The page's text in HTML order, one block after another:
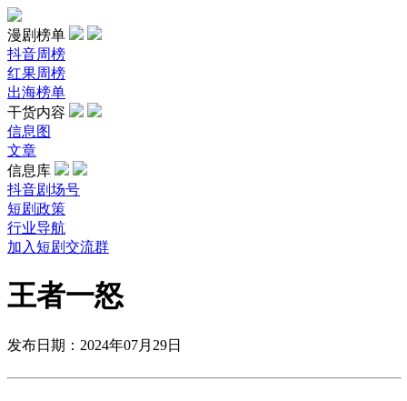
漫剧榜单
抖音周榜
红果周榜
出海榜单
干货内容
信息图
文章
信息库
抖音剧场号
短剧政策
行业导航
加入短剧交流群
王者一怒
发布日期：2024年07月29日